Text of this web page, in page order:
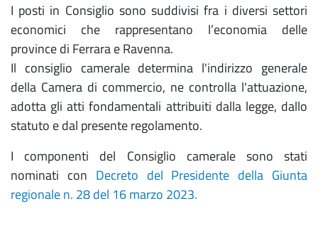
I posti in Consiglio sono suddivisi fra i diversi settori
economici che rappresentano l’economia delle
province di Ferrara e Ravenna.
Il consiglio camerale determina l'indirizzo generale
della Camera di commercio, ne controlla l'attuazione,
adotta gli atti fondamentali attribuiti dalla legge, dallo
statuto e dal presente regolamento.
I componenti del Consiglio camerale sono stati
nominati con Decreto del Presidente della Giunta
regionale n. 28 del 16 marzo 2023.